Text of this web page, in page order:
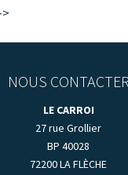
NOUS CONTACTER
LE CARROI
27 rue Grollier
BP 40028
72200 LA FLÈCHE